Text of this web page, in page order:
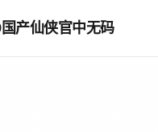
产仙侠官中无码